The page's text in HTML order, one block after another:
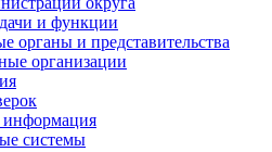
и функции
органы и представительства
организации
информация
системы